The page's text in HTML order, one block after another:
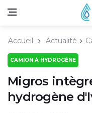
Accueil Actualité
CAMION À HYDROGÈNE
Migros
hydrogène